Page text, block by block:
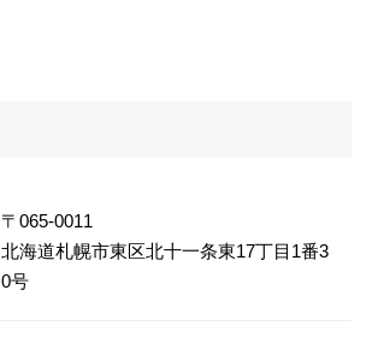
〒065-0011
北海道札幌市東区北十一条東17丁目1番3
0号